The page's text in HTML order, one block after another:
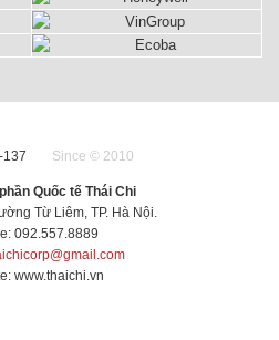
Since © 2010
Quốc tế Thái Chi
Từ Liêm, TP. Hà Nội.
092.557.8889
www.thaichi.vn